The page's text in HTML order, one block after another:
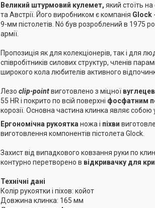
Великий штурмовий кулемет, який стоїть
та Австрії. Його виробником є компанія Glock
9-мм пістолетів. Nó був розроблений в 1975
армії.
Пропозиція як для колекціонерів, так і для
співробітників силових структур, членів
широкого кола любителів активного
Лезо clip-pointвиготовлено з міцної
55 HR і покрито по всій поверхні фосфатним
корозії. Основна частина клинка являє собою
Ергономічна рукоятка ножа і піхви
виготовлення компонентів пістолета Glock.
Захист від випадкового ковзання руки по
контурно перетворено в відкривачку для
Технічні дані
Колір рукоятки і піхов: койот
Довжина клинка: 165 мм